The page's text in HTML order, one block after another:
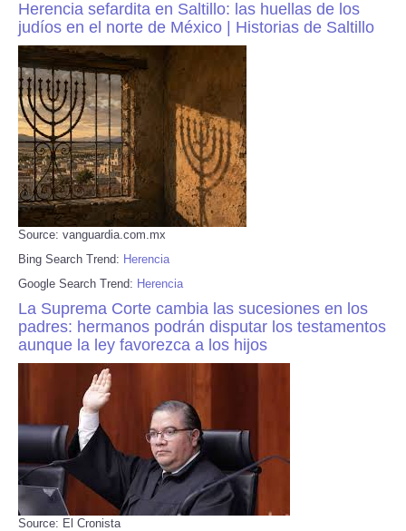
Herencia sefardita en Saltillo: las huellas de los
judíos en el norte de México | Historias de Saltillo
Source: vanguardia.com.mx
Bing Search Trend: Herencia
Google Search Trend: Herencia
La Suprema Corte cambia las sucesiones en los
padres: hermanos podrán disputar los testamentos
aunque la ley favorezca a los hijos
Source: El Cronista